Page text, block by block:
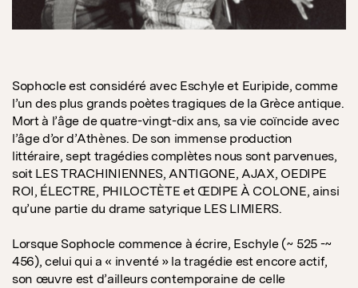
Sophocle est considéré avec Eschyle et Euripide, comme
l’un des plus grands poètes tragiques de la Grèce antique.
Mort à l’âge de quatre-vingt-dix ans, sa vie coïncide avec
l’âge d’or d’Athènes. De son immense production
littéraire, sept tragédies complètes nous sont parvenues,
soit LES TRACHINIENNES, ANTIGONE, AJAX, OEDIPE
ROI, ÉLECTRE, PHILOCTÈTE et ŒDIPE À COLONE, ainsi
qu’une partie du drame satyrique LES LIMIERS.
Lorsque Sophocle commence à écrire, Eschyle (~ 525 -~
456), celui qui a « inventé » la tragédie est encore actif,
son œuvre est d’ailleurs contemporaine de celle